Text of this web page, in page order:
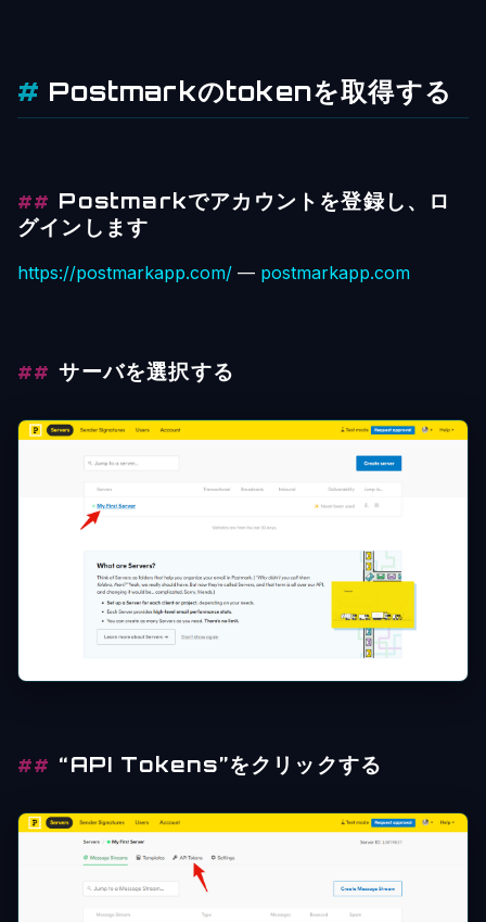
Postmarkのtokenを取得する
Postmarkでアカウントを登録し、ロ
グインします
https://postmarkapp.com/ — postmarkapp.com
サーバを選択する
“API Tokens”をクリックする